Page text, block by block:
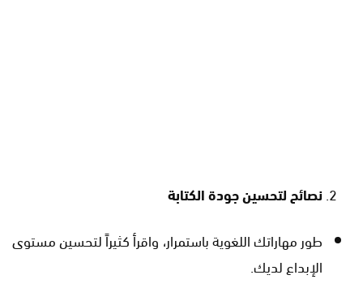
نصائح لتحسين جودة الكتابة
طور مهاراتك اللغوية باستمرار، واقرأ كثيراً لتحسين مستوى
الإبداع لديك.